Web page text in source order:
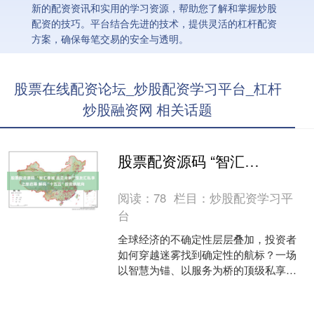
新的配资资讯和实用的学习资源，帮助您了解和掌握炒股
配资的技巧。平台结合先进的技术，提供灵活的杠杆配资
方案，确保每笔交易的安全与透明。
股票在线配资论坛_炒股配资学习平台_杠杆
炒股融资网 相关话题
股票配资源码 “智汇春城 远见未来”恒友汇私享之旅启幕 解码“十五五”投资新航向
阅读：78 栏目：炒股配资学习平
台
全球经济的不确定性层层叠加，投资者
如何穿越迷雾找到确定性的航标？一场
以智慧为锚、以服务为桥的顶级私享之